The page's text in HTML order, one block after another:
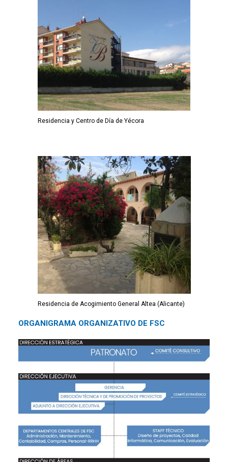
Residencia y Centro de Día de Yécora
Residencia de Acogimiento General Altea (Alicante)
ORGANIGRAMA ORGANIZATIVO DE FSC